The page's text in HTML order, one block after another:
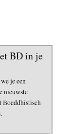
BD in je
je een
nieuwste
Boeddhistisch